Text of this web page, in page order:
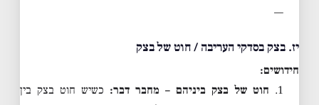
—
יז. בצק בסדקי העריבה / חוט של בצק
חידושים:
1.
חוט של בצק ביניהם – מחבר דבר: כשיש חוט בצק בין